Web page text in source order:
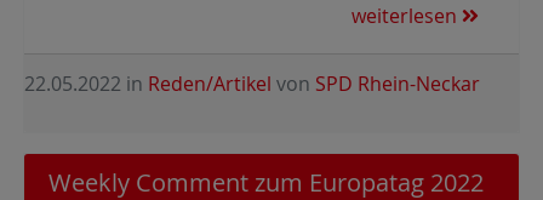
weiterlesen
22.05.2022 in Reden/Artikel von SPD Rhein-Neckar
Weekly Comment zum Europatag 2022